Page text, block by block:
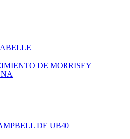
DE MORRISEY
DE UB40